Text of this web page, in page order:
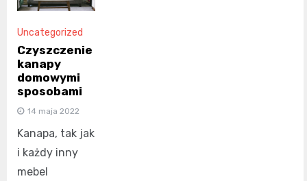
Uncategorized
Czyszczenie
kanapy
domowymi
sposobami
14 maja 2022
Kanapa, tak jak
i każdy inny
mebel